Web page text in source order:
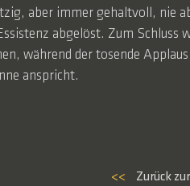
aber immer gehaltvoll, nie
abgelöst. Zum
während der tosende
anspricht.
<< Zurück